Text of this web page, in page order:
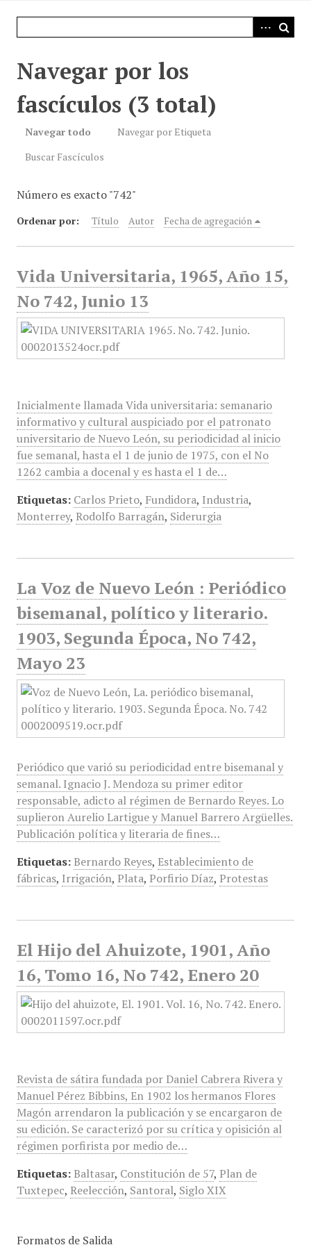
Navegar por los
fascículos (3 total)
Navegar todo
Navegar por Etiqueta
Buscar Fascículos
Número es exacto "742"
Ordenar por: Título Autor Fecha de agregación
Vida Universitaria, 1965, Año 15,
No 742, Junio 13
Inicialmente llamada Vida universitaria: semanario
informativo y cultural auspiciado por el patronato
universitario de Nuevo León, su periodicidad al inicio
fue semanal, hasta el 1 de junio de 1975, con el No
1262 cambia a docenal y es hasta el 1 de…
Etiquetas: Carlos Prieto, Fundidora, Industria,
Monterrey, Rodolfo Barragán, Siderurgia
La Voz de Nuevo León : Periódico
bisemanal, político y literario.
1903, Segunda Época, No 742,
Mayo 23
Periódico que varió su periodicidad entre bisemanal y
semanal. Ignacio J. Mendoza su primer editor
responsable, adicto al régimen de Bernardo Reyes. Lo
suplieron Aurelio Lartigue y Manuel Barrero Argüelles.
Publicación política y literaria de fines…
Etiquetas: Bernardo Reyes, Establecimiento de
fábricas, Irrigación, Plata, Porfirio Díaz, Protestas
El Hijo del Ahuizote, 1901, Año
16, Tomo 16, No 742, Enero 20
Revista de sátira fundada por Daniel Cabrera Rivera y
Manuel Pérez Bibbins, En 1902 los hermanos Flores
Magón arrendaron la publicación y se encargaron de
su edición. Se caracterizó por su crítica y opisición al
régimen porfirista por medio de…
Etiquetas: Baltasar, Constitución de 57, Plan de
Tuxtepec, Reelección, Santoral, Siglo XIX
Formatos de Salida